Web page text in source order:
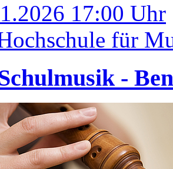
17:00 Uhr
für
-